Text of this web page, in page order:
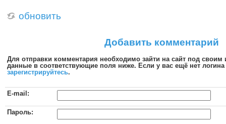
обновить
Добавить комментарий
Для отправки комментария необходимо зайти на сайт под
данные в соответствующие поля ниже. Если у вас ещё нет
зарегистрируйтесь.
E-mail:
Пароль: